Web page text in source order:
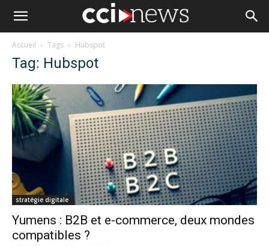
Accueil Tags Hubspot
Tag: Hubspot
stratégie digitale
Yumens : B2B et e-commerce, deux mondes
compatibles ?